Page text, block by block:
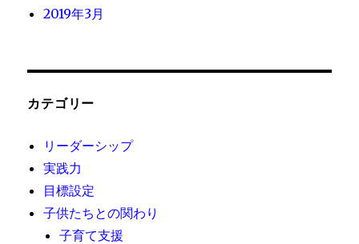
2019年3月
カテゴリー
リーダーシップ
実践力
目標設定
子供たちとの関わり
子育て支援